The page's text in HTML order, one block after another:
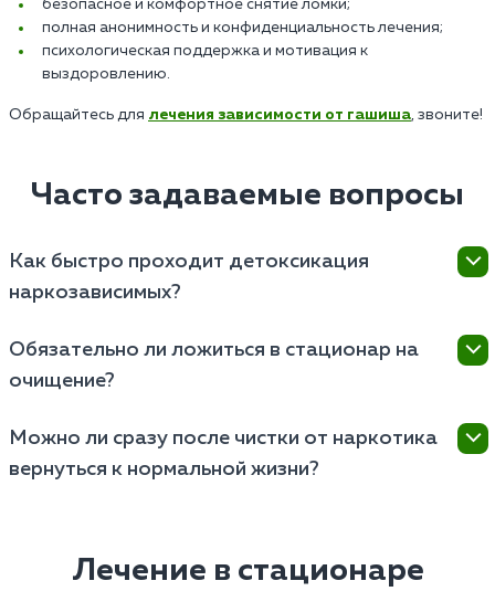
безопасное и комфортное снятие ломки;
полная анонимность и конфиденциальность лечения;
психологическая поддержка и мотивация к
выздоровлению.
Обращайтесь для лечения зависимости от гашиша , звоните!
Часто задаваемые вопросы
Как быстро проходит детоксикация
наркозависимых?
дней до недели. Срок зависит от вида наркотиков,
состояния организма, тяжести зависимости.
Обязательно ли ложиться в стационар на
очищение?
риске осложнений. При легкой абстиненции
возможно очищение на дому под контролем врача.
Можно ли сразу после чистки от наркотика
вернуться к нормальной жизни?
избавиться от психологической зависимости и
снизить риск срыва.
Лечение в стационаре